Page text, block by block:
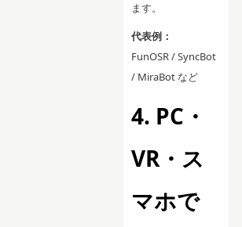
ます。
代表例：
FunOSR / SyncBot
/ MiraBot など
4. PC・
VR・ス
マホで